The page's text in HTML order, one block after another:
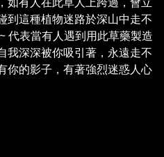
到這種植物迷路於深山中走不
代表當有人遇到用此草藥製造
我深深被你吸引著，永遠走不
你的影子，有著強烈迷惑人心